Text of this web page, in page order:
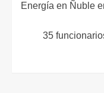
Energía en Ñuble
35